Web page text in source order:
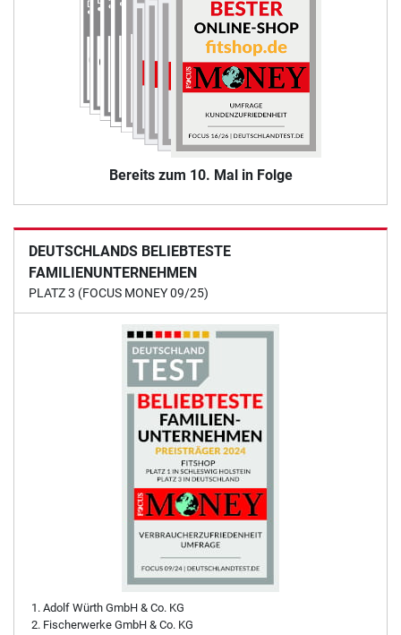
Bereits zum 10. Mal in Folge
DEUTSCHLANDS BELIEBTESTE
FAMILIENUNTERNEHMEN
PLATZ 3 (FOCUS MONEY 09/25)
Adolf Würth GmbH & Co. KG
Fischerwerke GmbH & Co. KG